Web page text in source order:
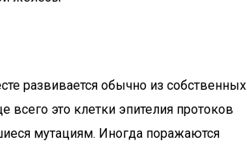
развивается обычно из собственных
всего это клетки эпителия протоков
мутациям. Иногда поражаются